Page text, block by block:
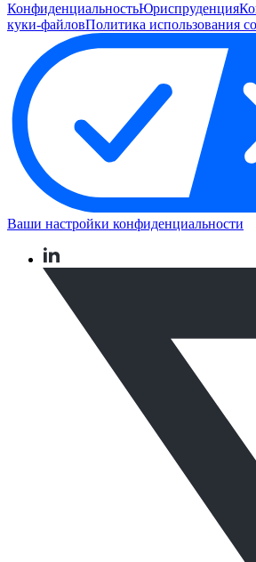
КонфиденциальностьЮриспруденция
куки-файловПолитика использования
Ваши настройки конфиденциальности